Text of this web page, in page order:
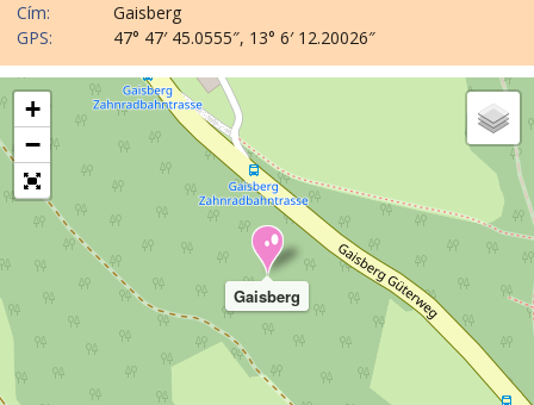
Cím:
Gaisberg
GPS:
47° 47′ 45.0555″, 13° 6′ 12.20026″
Gaisberg
+
−